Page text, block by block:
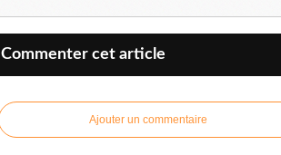
Commenter cet article
Ajouter un commentaire